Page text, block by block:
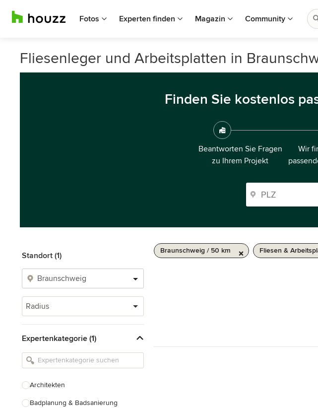
Fotos Experten finden Magazin Community
Fliesenleger und Arbeitsplatten in
Finden Sie kostenlos
Beantworten Sie Fragen
zu Ihrem Projekt
Wir
Standort (1)
Radius
Expertenkategorie (1)
Architekten
Badplanung & Badsanierung
Braunschweig / 50 km Fliesen &